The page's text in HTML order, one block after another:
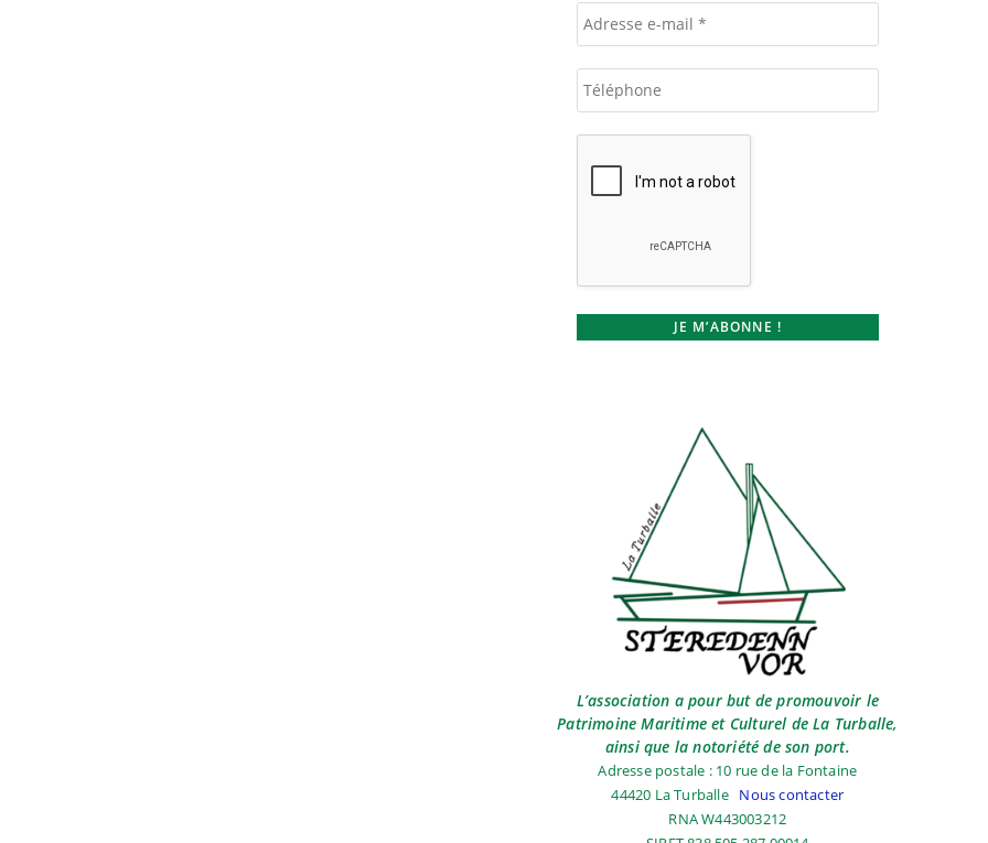
L’association a pour but de promouvoir le
Patrimoine Maritime et Culturel de La Turballe,
ainsi que la notoriété de son port.
Adresse postale : 10 rue de la Fontaine
44420 La Turballe Nous contacter
RNA W443003212